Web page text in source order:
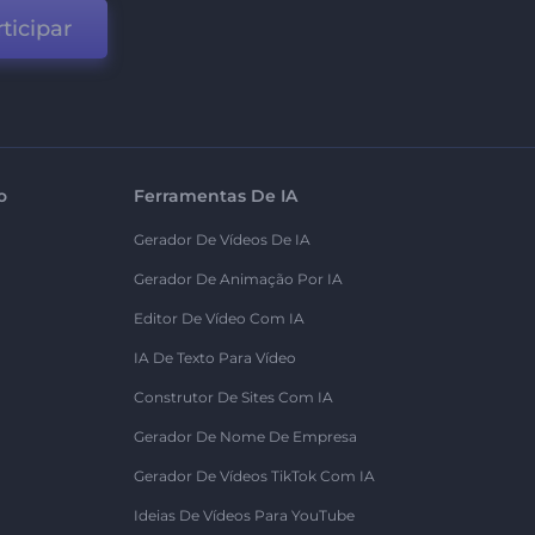
Ferramentas De IA
Gerador De Vídeos De IA
Gerador De Animação Por IA
Editor De Vídeo Com IA
IA De Texto Para Vídeo
Construtor De Sites Com IA
Gerador De Nome De Empresa
Gerador De Vídeos TikTok Com IA
Ideias De Vídeos Para YouTube